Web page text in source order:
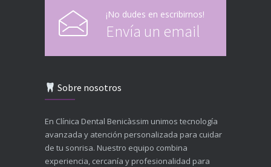
¡No dudes en escribirnos!
Envía un email
Sobre nosotros
En Clínica Dental Benicàssim unimos tecnología
avanzada y atención personalizada para cuidar
de tu sonrisa. Nuestro equipo combina
experiencia, cercanía y profesionalidad para